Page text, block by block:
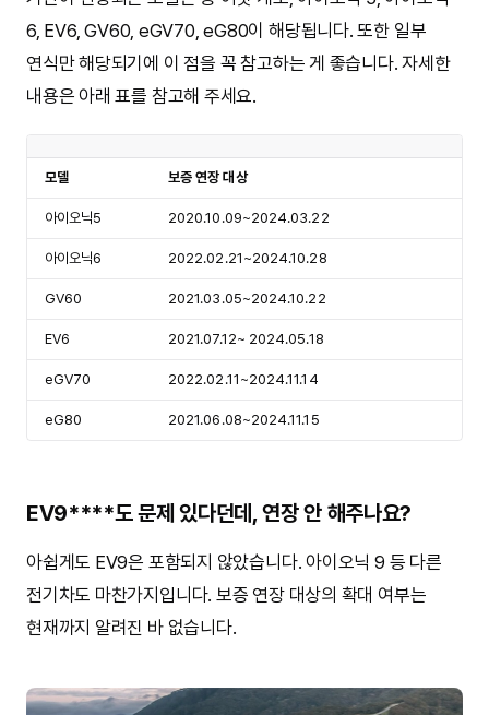
6, EV6, GV60, eGV70, eG80이 해당됩니다. 또한 일부
연식만 해당되기에 이 점을 꼭 참고하는 게 좋습니다. 자세한
내용은 아래 표를 참고해 주세요.
모델 보증 연장 대상
아이오닉5 2020.10.09~2024.03.22
아이오닉6 2022.02.21~2024.10.28
GV60 2021.03.05~2024.10.22
EV6 2021.07.12~ 2024.05.18
eGV70 2022.02.11~2024.11.14
eG80 2021.06.08~2024.11.15
EV9****도 문제 있다던데, 연장 안 해주나요?
아쉽게도 EV9은 포함되지 않았습니다. 아이오닉 9 등 다른
전기차도 마찬가지입니다. 보증 연장 대상의 확대 여부는
현재까지 알려진 바 없습니다.